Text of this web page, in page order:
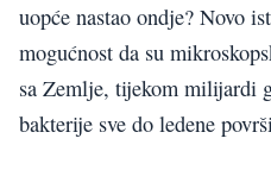
uopće nastao ondje? Novo
mogućnost da su
sa Zemlje, tijekom milijardi
bakterije sve do ledene